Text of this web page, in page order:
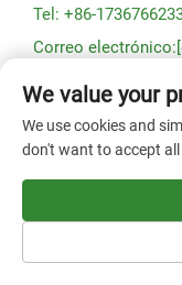
Tel: +86-
Correo electrónico:
Derechos de autor ©
Technology
We value your
We use cookies and
don't want to accept